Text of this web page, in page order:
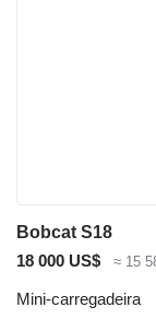
Bobcat S18
18 000 US$
≈ 15
Mini-carregadeira